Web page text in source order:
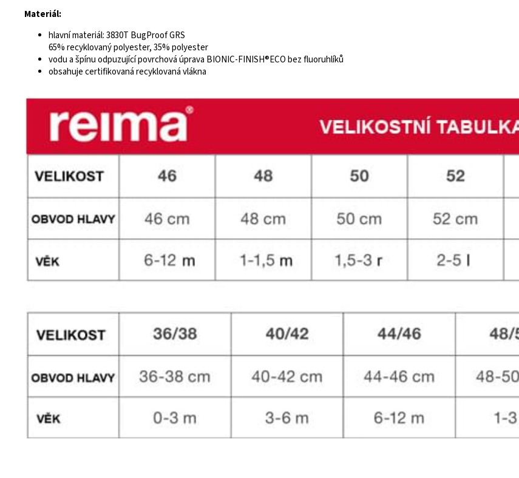
Materiál:
hlavní materiál: 3830T BugProof GRS
65% recyklovaný polyester, 35% polyester
vodu a špínu odpuzující povrchová úprava BIONIC-FINISH®ECO bez fluoruhlíků
obsahuje certifikovaná recyklovaná vlákna